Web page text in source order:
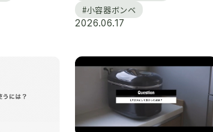
#小容器ボンベ
2026.06.17